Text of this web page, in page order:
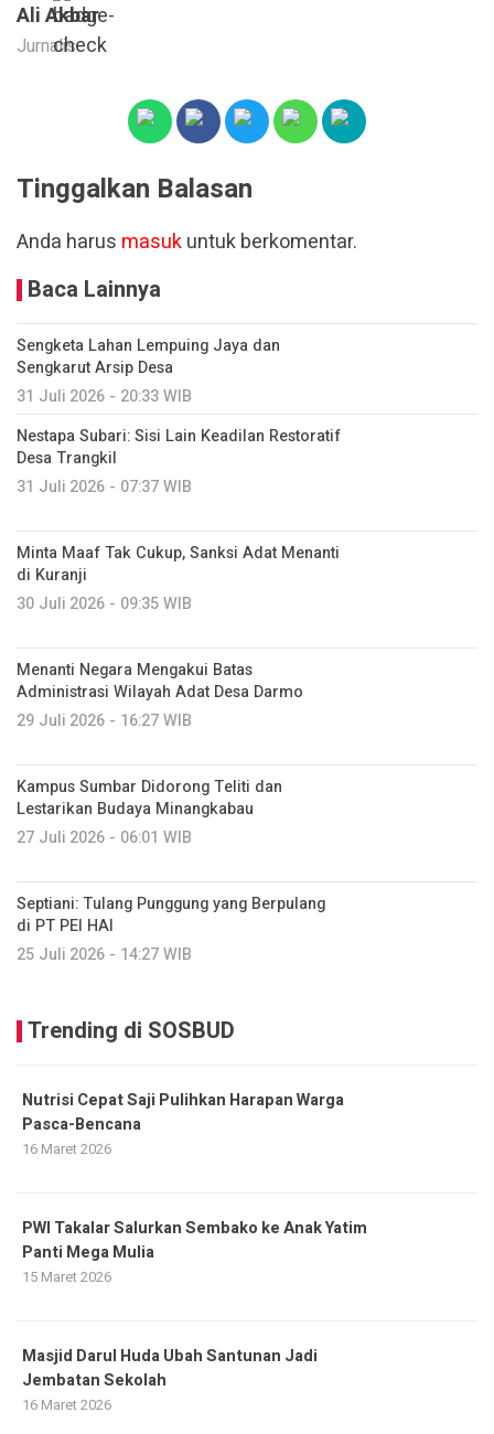
Ali Akbar
Jurnalis
Tinggalkan Balasan
Anda harus masukuntuk berkomentar.
Baca Lainnya
Sengketa Lahan Lempuing Jaya dan
Sengkarut Arsip Desa
31 Juli 2026 - 20:33 WIB
Nestapa Subari: Sisi Lain Keadilan Restoratif
Desa Trangkil
31 Juli 2026 - 07:37 WIB
Minta Maaf Tak Cukup, Sanksi Adat Menanti
di Kuranji
30 Juli 2026 - 09:35 WIB
Menanti Negara Mengakui Batas
Administrasi Wilayah Adat Desa Darmo
29 Juli 2026 - 16:27 WIB
Kampus Sumbar Didorong Teliti dan
Lestarikan Budaya Minangkabau
27 Juli 2026 - 06:01 WIB
Septiani: Tulang Punggung yang Berpulang
di PT PEI HAI
25 Juli 2026 - 14:27 WIB
Trending di SOSBUD
Nutrisi Cepat Saji Pulihkan Harapan Warga
Pasca-Bencana
16 Maret 2026
PWI Takalar Salurkan Sembako ke Anak Yatim
Panti Mega Mulia
15 Maret 2026
Masjid Darul Huda Ubah Santunan Jadi
Jembatan Sekolah
16 Maret 2026